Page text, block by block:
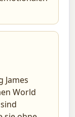
James
World